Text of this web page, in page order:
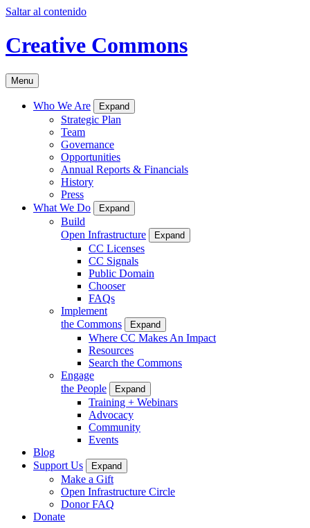
Saltar al contenido
Creative Commons
Menu
Who We Are Expand
Strategic Plan
Team
Governance
Opportunities
Annual Reports & Financials
History
Press
What We Do
Expand
Build
Open Infrastructure
Expand
CC Licenses
CC Signals
Public Domain
Chooser
FAQs
Implement
the Commons
Expand
Where CC Makes An Impact
Resources
Search the Commons
Engage
the People
Expand
Training + Webinars
Advocacy
Community
Events
Blog
Support Us
Expand
Make a Gift
Open Infrastructure Circle
Donor FAQ
Donate